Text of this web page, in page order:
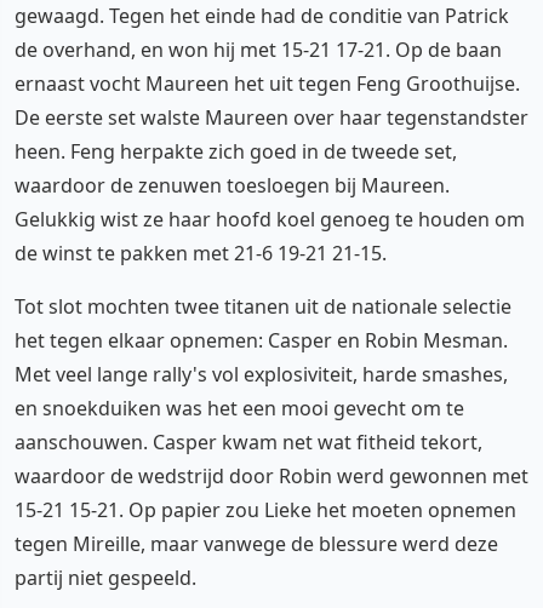
gewaagd. Tegen het einde had de conditie van Patrick
de overhand, en won hij met 15-21 17-21. Op de baan
ernaast vocht Maureen het uit tegen Feng Groothuijse.
De eerste set walste Maureen over haar tegenstandster
heen. Feng herpakte zich goed in de tweede set,
waardoor de zenuwen toesloegen bij Maureen.
Gelukkig wist ze haar hoofd koel genoeg te houden om
de winst te pakken met 21-6 19-21 21-15.
Tot slot mochten twee titanen uit de nationale selectie
het tegen elkaar opnemen: Casper en Robin Mesman.
Met veel lange rally's vol explosiviteit, harde smashes,
en snoekduiken was het een mooi gevecht om te
aanschouwen. Casper kwam net wat fitheid tekort,
waardoor de wedstrijd door Robin werd gewonnen met
15-21 15-21. Op papier zou Lieke het moeten opnemen
tegen Mireille, maar vanwege de blessure werd deze
partij niet gespeeld.